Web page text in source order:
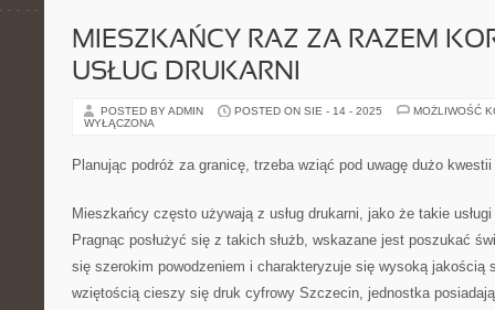
MIESZKAŃCY RAZ ZA RAZEM
USŁUG DRUKARNI
POSTED BY ADMIN POSTED ON SIE - 14 - 2025
MOŻLIWOŚĆ
WYŁĄCZONA
Planując podróż za granicę, trzeba wziąć pod uwagę dużo kwestii
Mieszkańcy często używają z usług drukarni, jako że takie
Pragnąc posłużyć się z takich służb, wskazane jest poszukać
się szerokim powodzeniem i charakteryzuje się wysoką jakością
wziętością cieszy się druk cyfrowy Szczecin, jednostka